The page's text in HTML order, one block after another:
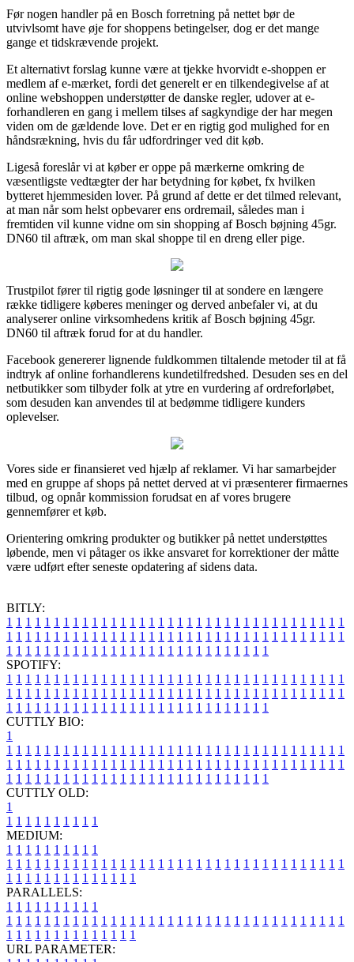
Før nogen handler på en Bosch forretning på nettet bør de
utvivlsomt have øje for shoppens betingelser, dog er det mange
gange et tidskrævende projekt.
Et alternativt forslag kunne være at tjekke hvorvidt e-shoppen er
medlem af e-mærket, fordi det generelt er en tilkendegivelse af at
online webshoppen understøtter de danske regler, udover at e-
forhandleren en gang i mellem tilses af sagkyndige der har megen
viden om de gældende love. Det er en rigtig god mulighed for en
håndsrækning, hvis du får udfordringer ved dit køb.
Ligeså foreslår vi at køber er oppe på mærkerne omkring de
væsentligste vedtægter der har betydning for købet, fx hvilken
bytteret hjemmesiden lover. På grund af dette er det tilmed relevant,
at man når som helst opbevarer ens ordremail, således man i
fremtiden vil kunne vidne om sin shopping af Bosch bøjning 45gr.
DN60 til aftræk, om man skal shoppe til en dreng eller pige.
Trustpilot fører til rigtig gode løsninger til at sondere en længere
række tidligere køberes meninger og derved anbefaler vi, at du
analyserer online virksomhedens kritik af Bosch bøjning 45gr.
DN60 til aftræk forud for at du handler.
Facebook genererer lignende fuldkommen tiltalende metoder til at få
indtryk af online forhandlerens kundetilfredshed. Desuden ses en del
netbutikker som tilbyder folk at ytre en vurdering af ordreforløbet,
som desuden kan anvendes til at bedømme tidligere kunders
oplevelser.
Vores side er finansieret ved hjælp af reklamer. Vi har samarbejder
med en gruppe af shops på nettet derved at vi præsenterer firmaernes
tilbud, og opnår kommission forudsat en af vores brugere
gennemfører et køb.
Orientering omkring produkter og butikker på nettet understøttes
løbende, men vi påtager os ikke ansvaret for korrektioner der måtte
være udført efter seneste opdatering af sidens data.
BITLY:
1 1 1 1 1 1 1 1 1 1 1 1 1 1 1 1 1 1 1 1 1 1 1 1 1 1 1 1 1 1 1 1 1 1 1 1
1 1 1 1 1 1 1 1 1 1 1 1 1 1 1 1 1 1 1 1 1 1 1 1 1 1 1 1 1 1 1 1 1 1 1 1
1 1 1 1 1 1 1 1 1 1 1 1 1 1 1 1 1 1 1 1 1 1 1 1 1 1 1 1
SPOTIFY:
1 1 1 1 1 1 1 1 1 1 1 1 1 1 1 1 1 1 1 1 1 1 1 1 1 1 1 1 1 1 1 1 1 1 1 1
1 1 1 1 1 1 1 1 1 1 1 1 1 1 1 1 1 1 1 1 1 1 1 1 1 1 1 1 1 1 1 1 1 1 1 1
1 1 1 1 1 1 1 1 1 1 1 1 1 1 1 1 1 1 1 1 1 1 1 1 1 1 1 1
CUTTLY BIO:
1
1 1 1 1 1 1 1 1 1 1 1 1 1 1 1 1 1 1 1 1 1 1 1 1 1 1 1 1 1 1 1 1 1 1 1 1
1 1 1 1 1 1 1 1 1 1 1 1 1 1 1 1 1 1 1 1 1 1 1 1 1 1 1 1 1 1 1 1 1 1 1 1
1 1 1 1 1 1 1 1 1 1 1 1 1 1 1 1 1 1 1 1 1 1 1 1 1 1 1 1
CUTTLY OLD:
1
1 1 1 1 1 1 1 1 1 1
MEDIUM:
1 1 1 1 1 1 1 1 1 1
1 1 1 1 1 1 1 1 1 1 1 1 1 1 1 1 1 1 1 1 1 1 1 1 1 1 1 1 1 1 1 1 1 1 1 1
1 1 1 1 1 1 1 1 1 1 1 1 1 1
PARALLELS:
1 1 1 1 1 1 1 1 1 1
1 1 1 1 1 1 1 1 1 1 1 1 1 1 1 1 1 1 1 1 1 1 1 1 1 1 1 1 1 1 1 1 1 1 1 1
1 1 1 1 1 1 1 1 1 1 1 1 1 1
URL PARAMETER: